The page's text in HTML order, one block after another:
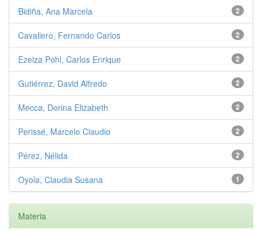
2
Bidiña, Ana Marcela
2
Cavallero, Fernando Carlos
2
Ezeiza Pohl, Carlos Enrique
2
Gutiérrez, David Alfredo
2
Mecca, Dorina Elizabeth
2
Perissé, Marcelo Claudio
2
Pérez, Nélida
1
Oyola, Claudia Susana
Materia